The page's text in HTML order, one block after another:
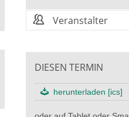
Veranstalter
DIESEN TERMIN
herunterladen [ics]